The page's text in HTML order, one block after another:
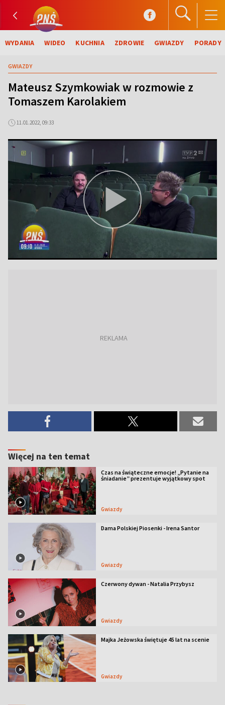
WYDANIA WIDEO KUCHNIA ZDROWIE GWIAZDY PORADY
GWIAZDY
Mateusz Szymkowiak w rozmowie z
Tomaszem Karolakiem
11.01.2022, 09:33
Więcej na ten temat
Czas na świąteczne emocje! „Pytanie na
śniadanie” prezentuje wyjątkowy spot
Gwiazdy
Dama Polskiej Piosenki - Irena Santor
Gwiazdy
Czerwony dywan - Natalia Przybysz
Gwiazdy
Majka Jeżowska świętuje 45 lat na scenie
Gwiazdy